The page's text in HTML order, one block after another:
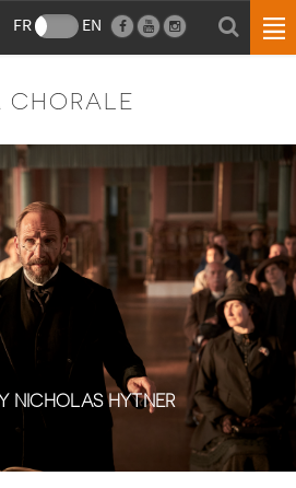
FR EN
CHORALE
NICHOLAS HYTNER